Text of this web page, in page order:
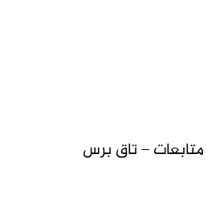
متابعات – تاق برس